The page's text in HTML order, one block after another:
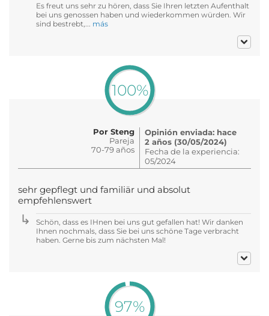
Es freut uns sehr zu hören, dass Sie Ihren letzten Aufenthalt
bei uns genossen haben und wiederkommen würden. Wir
sind bestrebt,... más
100%
Por Steng
Pareja
70-79 años
Opinión enviada: hace
2 años (30/05/2024)
Fecha de la experiencia:
05/2024
sehr gepflegt und familiär und absolut
empfehlenswert
Schön, dass es IHnen bei uns gut gefallen hat! Wir danken
Ihnen nochmals, dass Sie bei uns schöne Tage verbracht
haben. Gerne bis zum nächsten Mal!
97%